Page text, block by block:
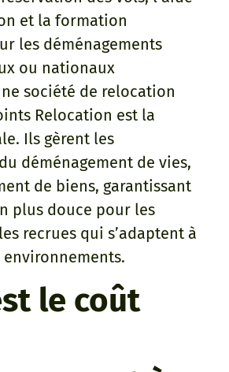
et la formation
les déménagements
ou nationaux
société de relocation
Relocation est la
Ils gèrent les
déménagement de vies,
de biens, garantissant
plus douce pour les
recrues qui s’adaptent à
le coût